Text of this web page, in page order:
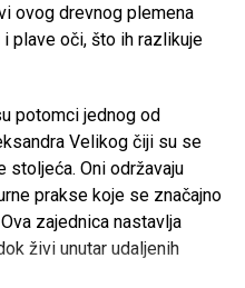
ovog drevnog plemena
plave oči, što ih razlikuje
potomci jednog od
Velikog čiji su se
stoljeća. Oni održavaju
prakse koje se značajno
zajednica nastavlja
živi unutar udaljenih